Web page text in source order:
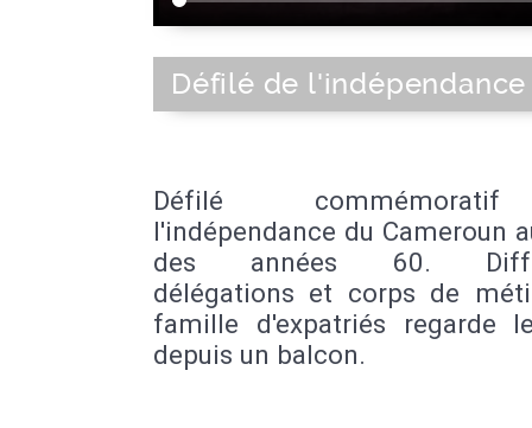
Défilé de l'indépendance
Défilé
l'indépendance du Cameroun
des années 60.
délégations et corps de
famille d'expatriés regarde
depuis un balcon.